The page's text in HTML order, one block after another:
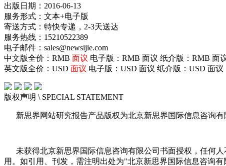
出版日期：2016-06-13
服务形式：文本+电子版
寄送方式：特快专递，2-3天送达
服务热线：15210522389
电子邮件：sales@newsijie.com
中文版全价：RMB 面议 电子版：RMB 面议 纸介版：RMB 面
英文版全价：USD 面议 电子版：USD 面议 纸介版：USD 面议
版权声明 \ SPECIAL STATEMENT
新思界网站研究报告产品版权为北京新思界国际信息咨询
未获得北京新思界国际信息咨询有限公司书面授权，任何
用。如引用、刊发，需注明出处为"北京新思界国际信息咨询